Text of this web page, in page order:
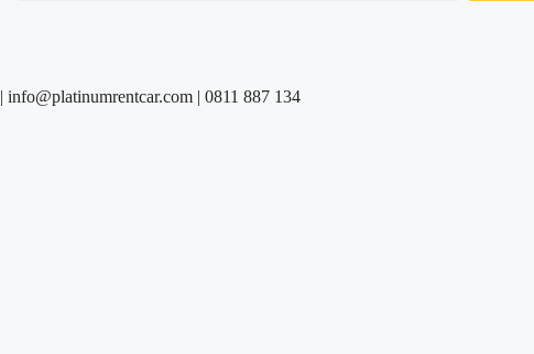
| 0811 887 134